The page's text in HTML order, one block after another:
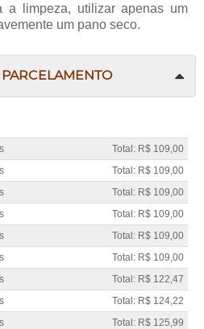
a limpeza, utilizar apenas um
um pano seco.
Total: R$ 109,00
Total: R$ 109,00
Total: R$ 109,00
Total: R$ 109,00
Total: R$ 109,00
Total: R$ 109,00
Total: R$ 122,47
Total: R$ 124,22
Total: R$ 125,99